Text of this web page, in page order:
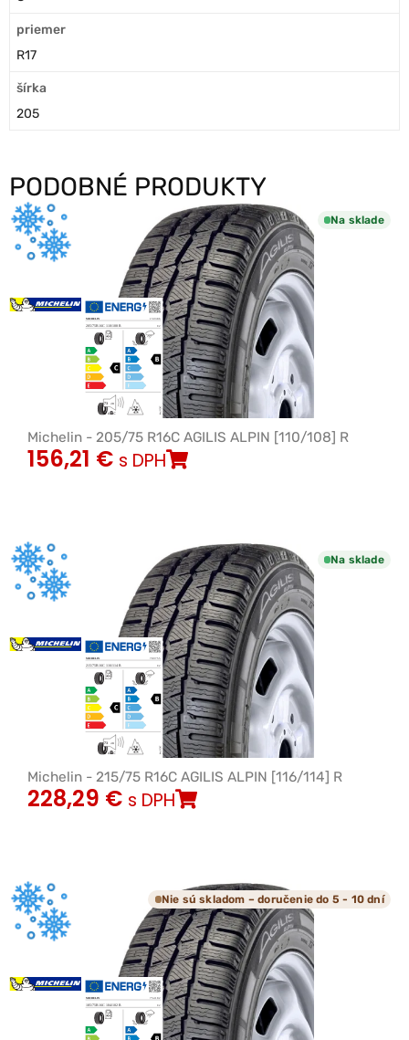
priemer
R17
šírka
205
PODOBNÉ PRODUKTY
Na sklade
Michelin - 205/75 R16C AGILIS ALPIN [110/108] R
156,21 € s DPH
Na sklade
Michelin - 215/75 R16C AGILIS ALPIN [116/114] R
228,29 € s DPH
Nie sú skladom – doručenie do 5 - 10 dní